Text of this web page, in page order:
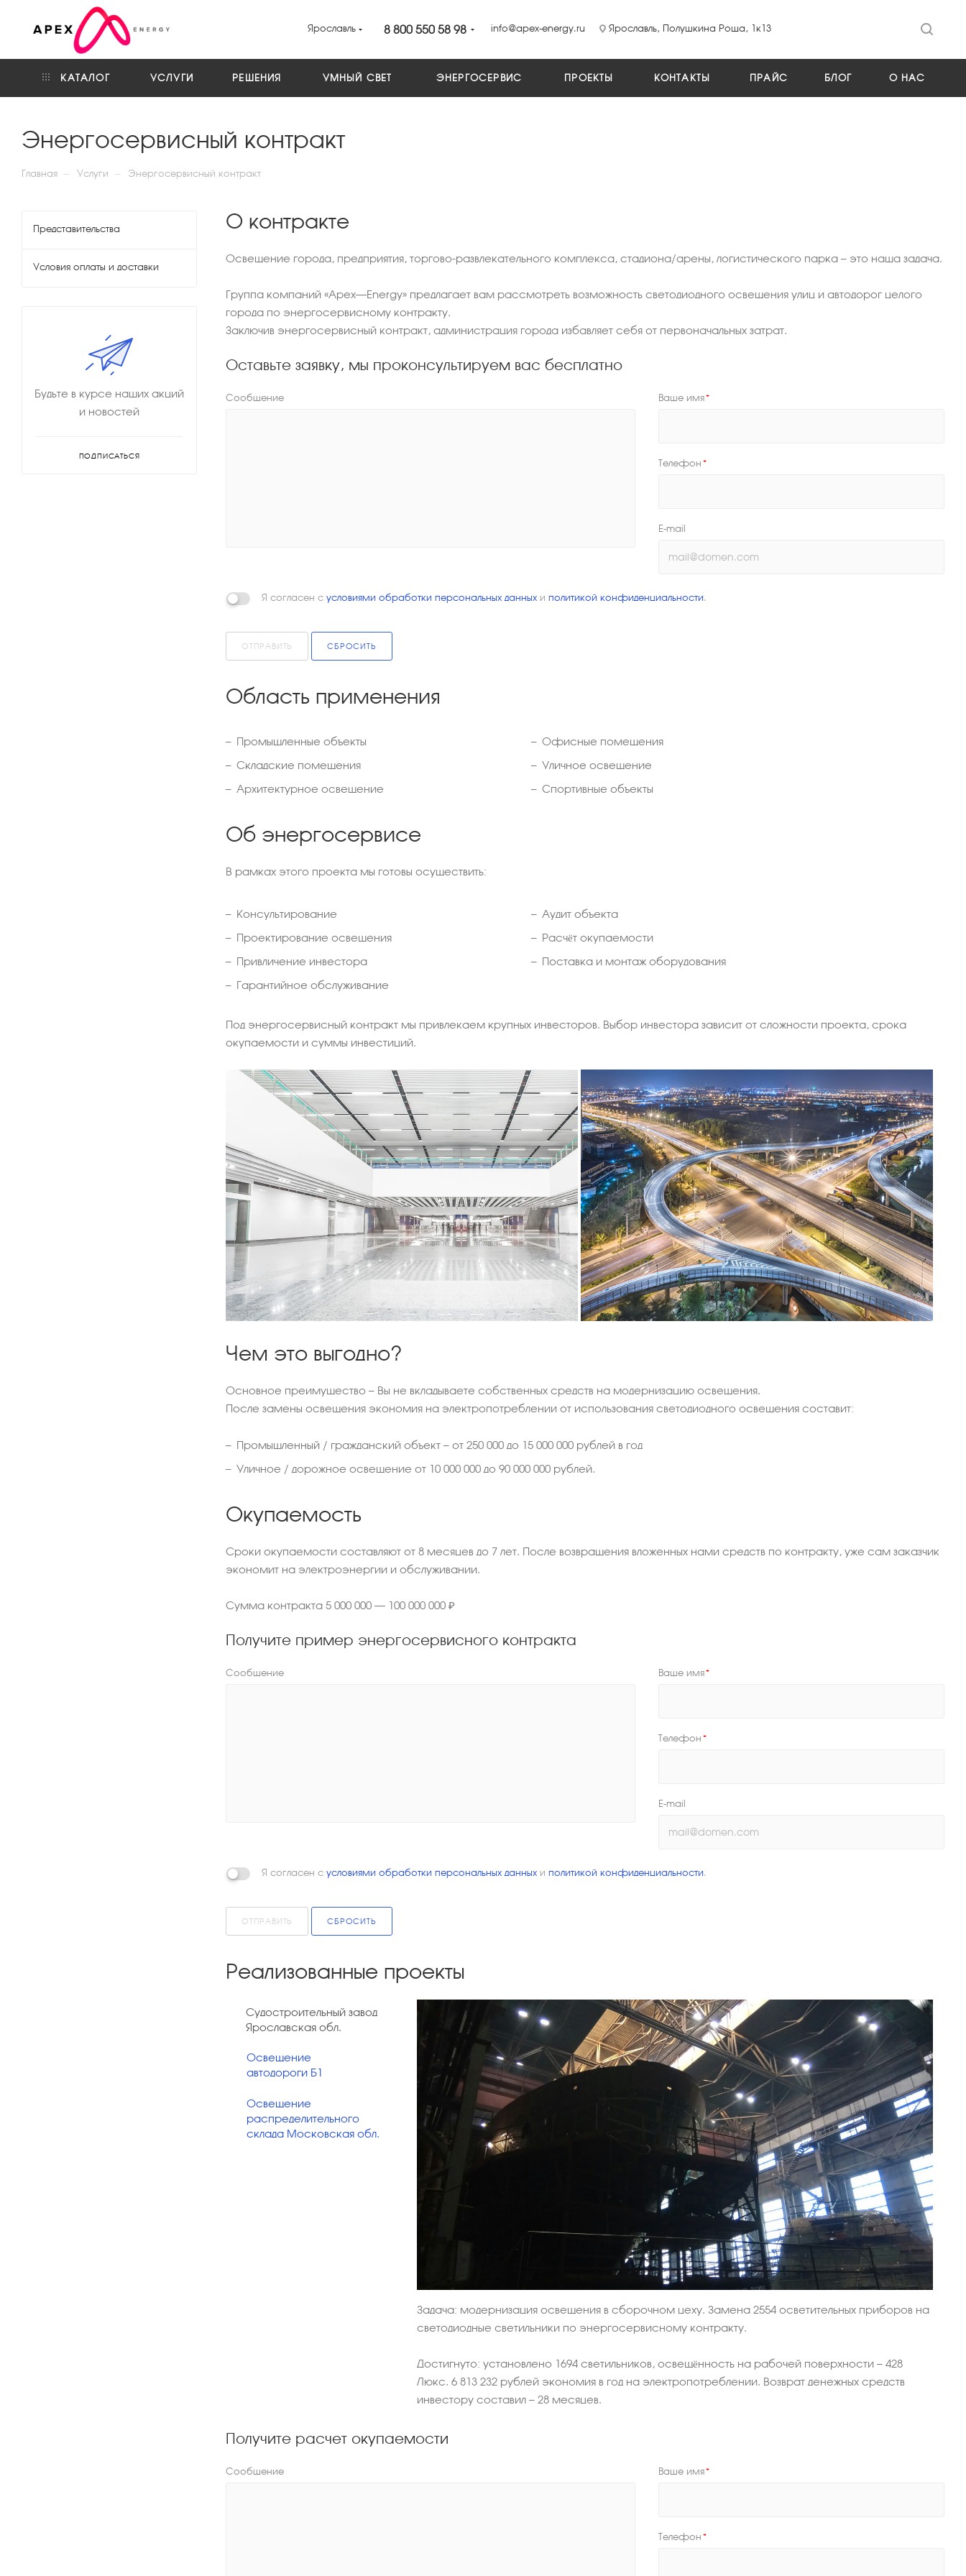
Ярославль 8 800 550 58 98 info@apex-energy.ru Ярославль, Полушкина Роща, 1к13
КАТАЛОГ УСЛУГИ РЕШЕНИЯ УМНЫЙ СВЕТ ЭНЕРГОСЕРВИС ПРОЕКТЫ КОНТАКТЫ ПРАЙС БЛОГ О НАС
Энергосервисный контракт
Главная — Услуги — Энергосервисный контракт
О контракте
Освещение города, предприятия, торгово-развлекательного комплекса, стадиона/арены, логистического парка — это наша задача.
Группа компаний «‎Apex–Energy» предлагает вам рассмотреть возможность светодиодного освещения улиц и автодорог целого
города по энергосервисному контракту.
Заключив энергосервисный контракт, администрация города избавляет себя от первоначальных затрат.
Оставьте заявку, мы проконсультируем вас бесплатно
Сообщение Ваше имя*
Телефон *
E-mail
Я согласен с условиями обработки персональных данных и политикой конфиденциальности.
ОТПРАВИТЬ СБРОСИТЬ
Область применения
Промышленные объекты
Офисные помещения
Складские помещения
Уличное освещение
Архитектурное освещение
Спортивные объекты
Об энергосервисе
В рамках этого проекта мы готовы осуществить:
Консультирование
Аудит объекта
Проектирование освещения
Расчёт окупаемости
Привличение инвестора
Поставка и монтаж оборудования
Гарантийное обслуживание
Под энергосервисный контракт мы привлекаем крупных инвесторов. Выбор инвестора зависит от сложности проекта, срока
окупаемости и суммы инвестиций.
Чем это выгодно?
Основное преимущество — Вы не вкладываете собственных средств на модернизацию освещения.
После замены освещения экономия на электропотреблении от использования светодиодного освещения составит:
Промышленный / гражданский объект — от 250 000 до 15 000 000 рублей в год
Уличное / дорожное освещение от 10 000 000 до 90 000 000 рублей.
Окупаемость
Сроки окупаемости составляют от 8 месяцев до 7 лет. После возвращения вложенных нами средств по контракту, уже сам заказчик
экономит на электроэнергии и обслуживании.
Сумма контракта 5 000 000 – 100 000 000 ₽
Получите пример энергосервисного контракта
Сообщение Ваше имя*
Телефон *
E-mail
Я согласен с условиями обработки персональных данных и политикой конфиденциальности.
ОТПРАВИТЬ СБРОСИТЬ
Реализованные проекты
Судостроительный завод
Ярославская обл.
Освещение
автодороги Б1
Освещение
распределительного
склада Московская обл.
Задача: модернизация освещения в сборочном цеху. Замена 2554 осветительных приборов на
светодиодные светильники по энергосервисному контракту.
Достигнуто: установлено 1694 светильников, освещённость на рабочей поверхности — 428
Люкс. 6 813 232 рублей экономия в год на электропотреблении. Возврат денежных средств
инвестору составил — 28 месяцев.
Получите расчет окупаемости
Сообщение Ваше имя*
Телефон *
Представительства
Условия оплаты и доставки
Будьте в курсе наших акций
и новостей
ПОДПИСАТЬСЯ